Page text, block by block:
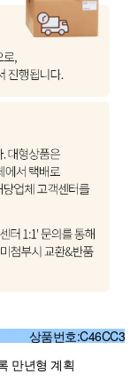
상품번호:C46CC3
만년형 계획